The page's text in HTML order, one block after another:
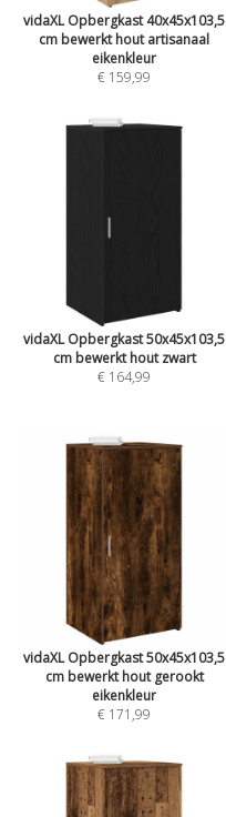
vidaXL Opbergkast 40x45x103,5
cm bewerkt hout artisanaal
eikenkleur
€ 159,99
vidaXL Opbergkast 50x45x103,5
cm bewerkt hout zwart
€ 164,99
vidaXL Opbergkast 50x45x103,5
cm bewerkt hout gerookt
eikenkleur
€ 171,99